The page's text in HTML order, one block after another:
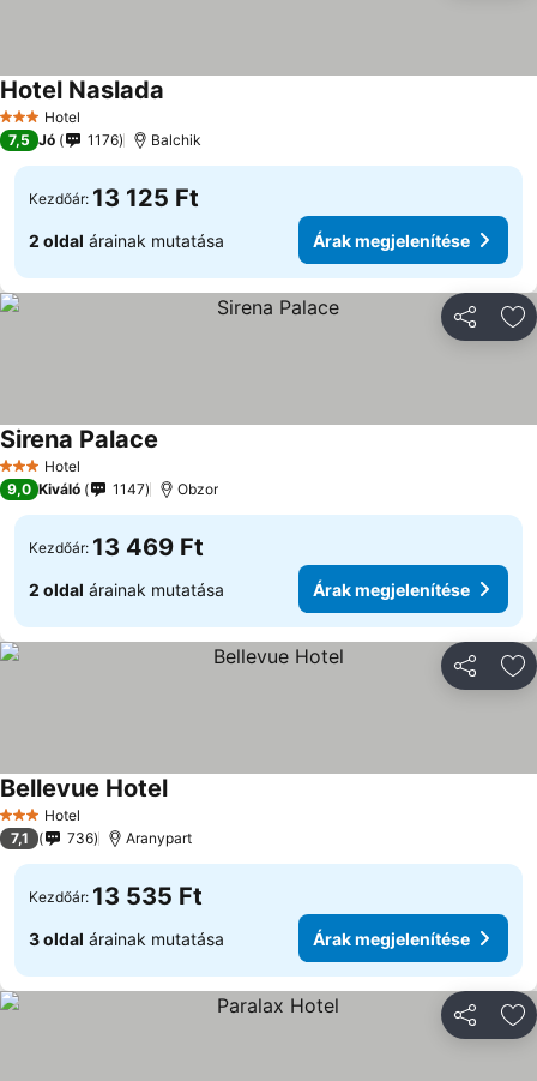
3 Kategória
Hotel
Hotel Naslada
7,5 Jó 1176 Balchik
Kezdőár: 13 125 Ft
2 oldal árainak mutatása Árak megjelenítése
3 Kategória
Hotel
Sirena Palace
9,0 Kiváló 1147 Obzor
Kezdőár: 13 469 Ft
2 oldal árainak mutatása Árak megjelenítése
3 Kategória
Hotel
Bellevue Hotel
7,1 736 Aranypart
Kezdőár: 13 535 Ft
3 oldal árainak mutatása Árak megjelenítése